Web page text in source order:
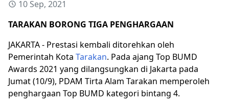
10 Sep, 2021
TARAKAN BORONG TIGA PENGHARGAAN
JAKARTA - Prestasi kembali ditorehkan oleh
Pemerintah Kota Tarakan. Pada ajang Top BUMD
Awards 2021 yang dilangsungkan di Jakarta pada
Jumat (10/9), PDAM Tirta Alam Tarakan memperoleh
penghargaan Top BUMD kategori bintang 4.